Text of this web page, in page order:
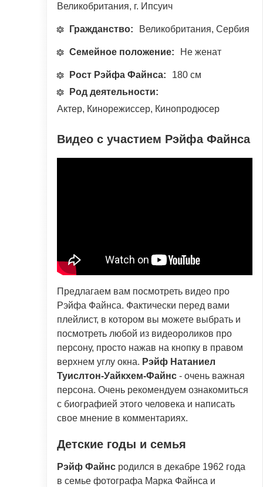
Великобритания, г. Ипсуич
Гражданство: Великобритания, Сербия
Семейное положение: Не женат
Рост Рэйфа Файнса:
180 см
Род деятельности:
Актер, Кинорежиссер, Кинопродюсер
Видео с участием Рэйфа Файнса
Предлагаем вам посмотреть видео про
Рэйфа Файнса. Фактически перед вами
плейлист, в котором вы можете выбрать и
посмотреть любой из видеороликов про
персону, просто нажав на кнопку в правом
верхнем углу окна. Рэйф Натаниел
Туислтон-Уайкхем-Файнс - очень важная
персона. Очень рекомендуем ознакомиться
с биографией этого человека и написать
свое мнение в комментариях.
Детские годы и семья
Рэйф Файнс родился в декабре 1962 года
в семье фотографа Марка Файнса и